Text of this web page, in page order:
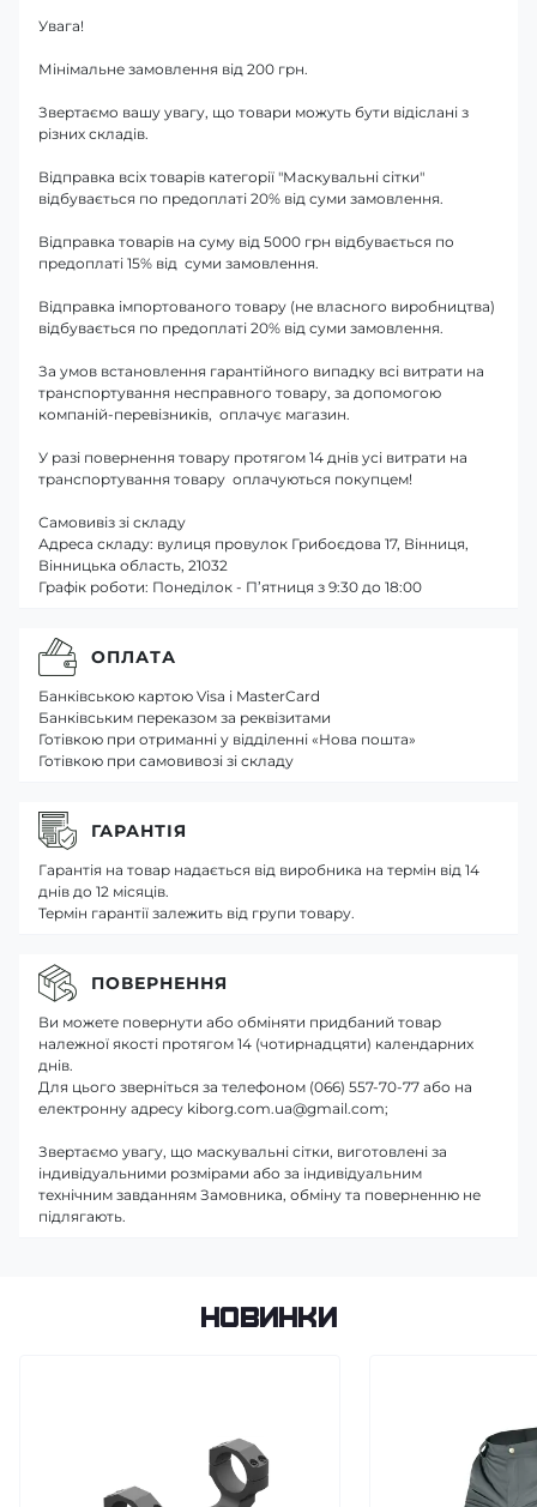
Увага!
Мінімальне замовлення від 200 грн.
Звертаємо вашу увагу, що товари можуть бути відіслані з
різних складів.
Відправка всіх товарів категорії "Маскувальні сітки"
відбувається по предоплаті 20% від суми замовлення.
Відправка товарів на суму від 5000 грн відбувається по
предоплаті 15% від суми замовлення.
Відправка імпортованого товару (не власного виробництва)
відбувається по предоплаті 20% від суми замовлення.
За умов встановлення гарантійного випадку всі витрати на
транспортування несправного товару, за допомогою
компаній-перевізників, оплачує магазин.
У разі повернення товару протягом 14 днів усі витрати на
транспортування товару оплачуються покупцем!
Самовивіз зі складу
Адреса складу: вулиця провулок Грибоєдова 17, Вінниця,
Вінницька область, 21032
Графік роботи: Понеділок - П’ятниця з 9:30 до 18:00
ОПЛАТА
Банківською картою Visa і MasterCard
Банківським переказом за реквізитами
Готівкою при отриманні у відділенні «Нова пошта»
Готівкою при самовивозі зі складу
ГАРАНТІЯ
Гарантія на товар надається від виробника на термін від 14
днів до 12 місяців.
Термін гарантії залежить від групи товару.
ПОВЕРНЕННЯ
Ви можете повернути або обміняти придбаний товар
належної якості протягом 14 (чотирнадцяти) календарних
днів.
Для цього зверніться за телефоном (066) 557-70-77 або на
електронну адресу kiborg.com.ua@gmail.com;
Звертаємо увагу, що маскувальні сітки, виготовлені за
індивідуальними розмірами або за індивідуальним
технічним завданням Замовника, обміну та поверненню не
підлягають.
Новинки